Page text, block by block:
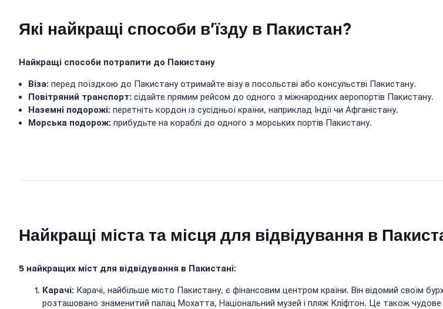
Які найкращі способи в’їзду в Пакистан?
Найкращі способи потрапити до Пакистану
Віза: перед поїздкою до Пакистану отримайте візу в посольстві або консульстві Пакистану.
Повітряний транспорт: сідайте прямим рейсом до одного з міжнародних аеропортів Пакистану.
Наземні подорожі: перетніть кордон із сусідньої країни, наприклад Індії чи Афганістану.
Морська подорож: прибудьте на кораблі до одного з морських портів Пакистану.
Найкращі міста та місця для відвідування в
5 найкращих міст для відвідування в Пакистані:
Карачі: Карачі, найбільше місто Пакистану, є фінансовим центром країни. Він відомий своїм
розташовано знаменитий палац Мохатта, Національний музей і пляж Кліфтон. Це також